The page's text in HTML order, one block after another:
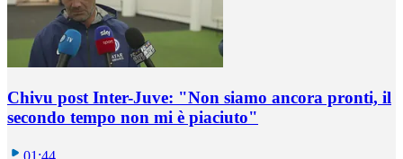
Chivu post Inter-Juve: "Non siamo ancora pronti, il
secondo tempo non mi è piaciuto"
01:44